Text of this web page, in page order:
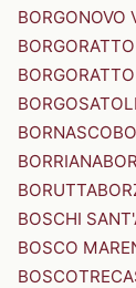
BORGONOVO
BORNASCO
BORRIANA
BORUTTA
BOSCHI
BOSCO